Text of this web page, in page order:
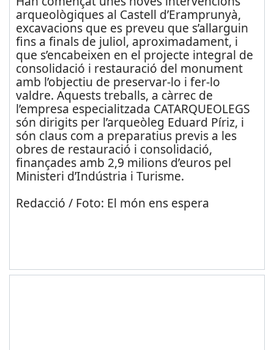
arqueològiques al Castell d’Eramprunyà,
excavacions que es preveu que s’allarguin
fins a finals de juliol, aproximadament, i
que s’encabeixen en el projecte integral de
consolidació i restauració del monument
amb l’objectiu de preservar-lo i fer-lo
valdre. Aquests treballs, a càrrec de
l’empresa especialitzada CATARQUEOLEGS
són dirigits per l’arqueòleg Eduard Píriz, i
són claus com a preparatius previs a les
obres de restauració i consolidació,
finançades amb 2,9 milions d’euros pel
Ministeri d’Indústria i Turisme.
Redacció / Foto: El món ens espera